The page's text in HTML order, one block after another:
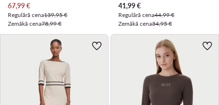
Pašreizējā cena
67,99€
Regulārā cena139,95 €
Zemākā cena78,99 €
Pašreizējā cena
41,99€
Regulārā cena44,99 €
Zemākā cena34,95 €